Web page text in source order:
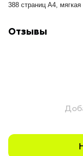
388 страниц А4, мягкая
Отзывы